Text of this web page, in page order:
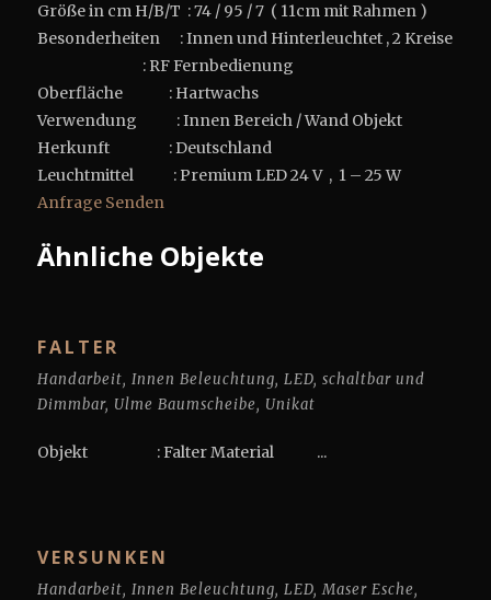
Größe in cm H/B/T : 74 / 95 / 7 ( 11cm mit Rahmen )
Besonderheiten : Innen und Hinterleuchtet , 2 Kreise
: RF Fernbedienung
Oberfläche : Hartwachs
Verwendung : Innen Bereich / Wand Objekt
Herkunft : Deutschland
Leuchtmittel : Premium LED 24 V , 1 – 25 W
Anfrage Senden
Ähnliche Objekte
FALTER
Handarbeit, Innen Beleuchtung, LED, schaltbar und
Dimmbar, Ulme Baumscheibe, Unikat
Objekt : Falter Material ...
VERSUNKEN
Handarbeit, Innen Beleuchtung, LED, Maser Esche,